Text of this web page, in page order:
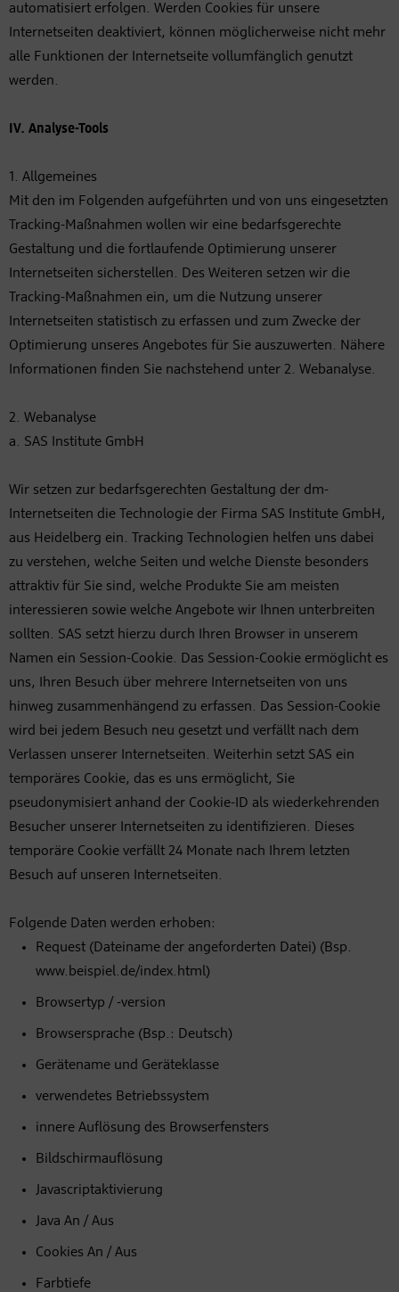
automatisiert erfolgen. Werden Cookies für unsere
Internetseiten deaktiviert, können möglicherweise nicht mehr
alle Funktionen der Internetseite vollumfänglich genutzt
werden.
IV. Analyse-Tools
1. Allgemeines
Mit den im Folgenden aufgeführten und von uns eingesetzten
Tracking-Maßnahmen wollen wir eine bedarfsgerechte
Gestaltung und die fortlaufende Optimierung unserer
Internetseiten sicherstellen. Des Weiteren setzen wir die
Tracking-Maßnahmen ein, um die Nutzung unserer
Internetseiten statistisch zu erfassen und zum Zwecke der
Optimierung unseres Angebotes für Sie auszuwerten. Nähere
Informationen finden Sie nachstehend unter 2. Webanalyse.
2. Webanalyse
a. SAS Institute GmbH
Wir setzen zur bedarfsgerechten Gestaltung der dm-
Internetseiten die Technologie der Firma SAS Institute GmbH,
aus Heidelberg ein. Tracking Technologien helfen uns dabei
zu verstehen, welche Seiten und welche Dienste besonders
attraktiv für Sie sind, welche Produkte Sie am meisten
interessieren sowie welche Angebote wir Ihnen unterbreiten
sollten. SAS setzt hierzu durch Ihren Browser in unserem
Namen ein Session-Cookie. Das Session-Cookie ermöglicht es
uns, Ihren Besuch über mehrere Internetseiten von uns
hinweg zusammenhängend zu erfassen. Das Session-Cookie
wird bei jedem Besuch neu gesetzt und verfällt nach dem
Verlassen unserer Internetseiten. Weiterhin setzt SAS ein
temporäres Cookie, das es uns ermöglicht, Sie
pseudonymisiert anhand der Cookie-ID als wiederkehrenden
Besucher unserer Internetseiten zu identifizieren. Dieses
temporäre Cookie verfällt 24 Monate nach Ihrem letzten
Besuch auf unseren Internetseiten.
Folgende Daten werden erhoben:
Request (Dateiname der angeforderten Datei) (Bsp.
www.beispiel.de/index.html)
Browsertyp / -version
Browsersprache (Bsp.: Deutsch)
Gerätename und Geräteklasse
verwendetes Betriebssystem
innere Auflösung des Browserfensters
Bildschirmauflösung
Javascriptaktivierung
Java An / Aus
Cookies An / Aus
Farbtiefe